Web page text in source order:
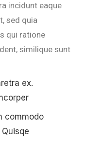
incidunt eaque
sed quia
qui ratione
similique sunt
ex.
commodo